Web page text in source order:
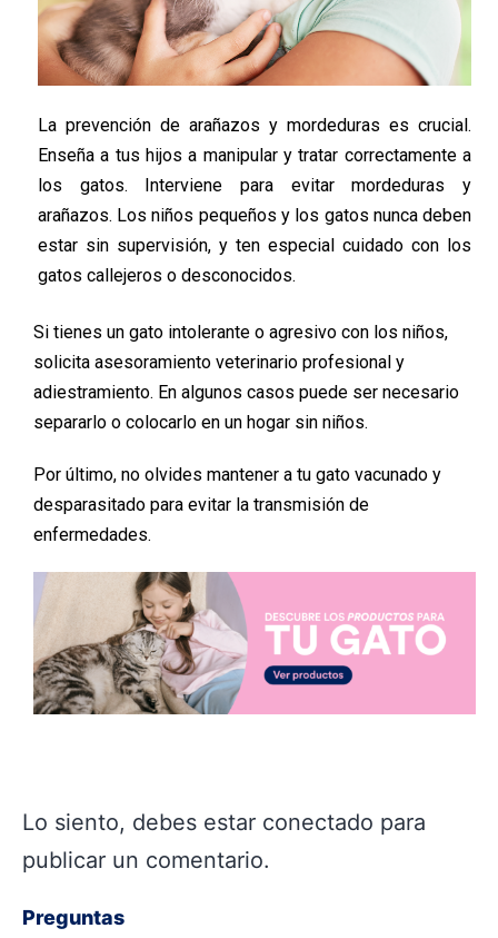
La prevención de arañazos y mordeduras es crucial.
Enseña a tus hijos a manipular y tratar correctamente a
los gatos. Interviene para evitar mordeduras y
arañazos. Los niños pequeños y los gatos nunca deben
estar sin supervisión, y ten especial cuidado con los
gatos callejeros o desconocidos.
Si tienes un gato intolerante o agresivo con los niños,
solicita asesoramiento veterinario profesional y
adiestramiento. En algunos casos puede ser necesario
separarlo o colocarlo en un hogar sin niños.
Por último, no olvides mantener a tu gato vacunado y
desparasitado para evitar la transmisión de
enfermedades.
Lo siento, debes estar conectado para
publicar un comentario.
Preguntas